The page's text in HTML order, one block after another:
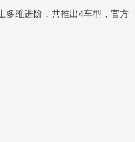
多维进阶，共推出4车型，官方